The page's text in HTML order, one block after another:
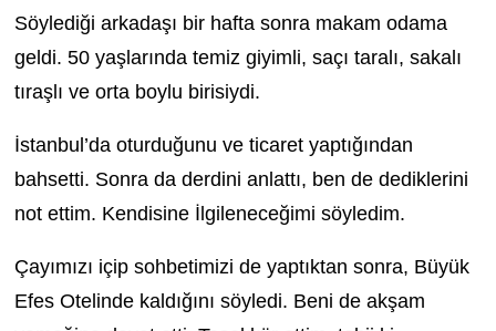
Söylediği arkadaşı bir hafta sonra makam odama
geldi. 50 yaşlarında temiz giyimli, saçı taralı, sakalı
tıraşlı ve orta boylu birisiydi.
İstanbul’da oturduğunu ve ticaret yaptığından
bahsetti. Sonra da derdini anlattı, ben de dediklerini
not ettim. Kendisine İlgileneceğimi söyledim.
Çayımızı içip sohbetimizi de yaptıktan sonra, Büyük
Efes Otelinde kaldığını söyledi. Beni de akşam